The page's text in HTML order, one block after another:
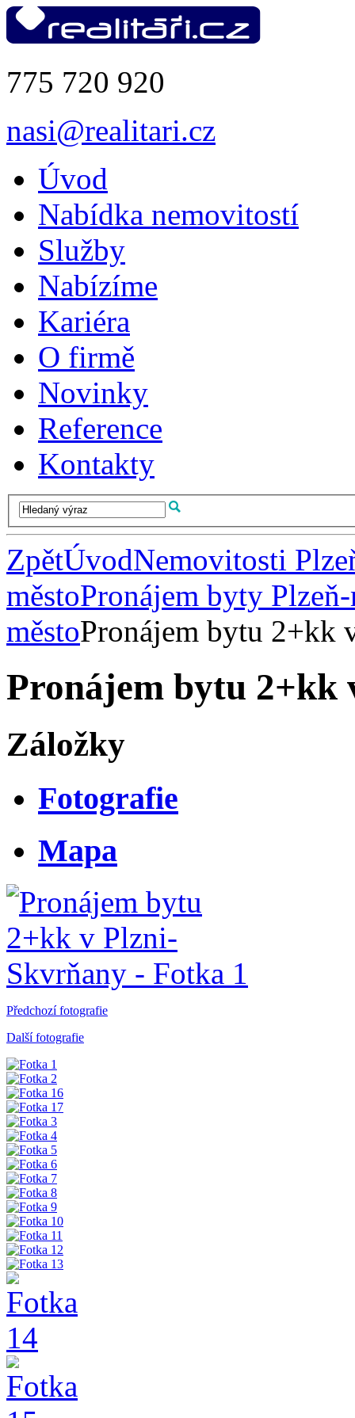
775 720 920
nasi@realitari.cz
Úvod
Nabídka nemovitostí
Služby
Nabízíme
Kariéra
O firmě
Novinky
Reference
Kontakty
ZpětÚvodNemovitosti
městoPronájem byty
městoPronájem bytu 2+kk
Pronájem bytu 2+kk
Záložky
Fotografie
Mapa
Předchozí fotografie
Další fotografie